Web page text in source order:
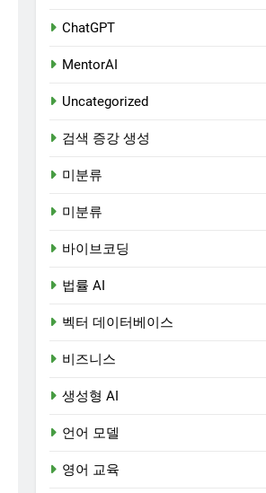
ChatGPT
MentorAI
Uncategorized
검색 증강 생성
미분류
미분류
바이브코딩
법률 AI
벡터 데이터베이스
비즈니스
생성형 AI
언어 모델
영어 교육